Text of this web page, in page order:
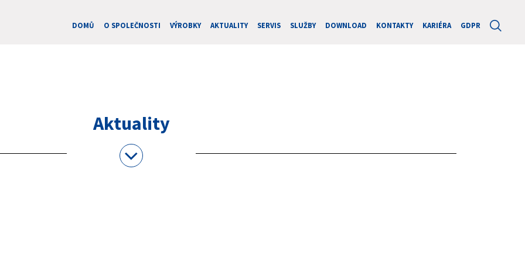
DOMŮ O SPOLEČNOSTI VÝROBKY AKTUALITY SERVIS SLUŽBY DOWNLOAD KONTAKTY KARIÉRA GDPR
Aktuality